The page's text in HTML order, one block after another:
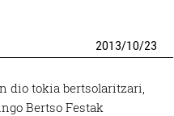
2013/10/23
dio tokia bertsolaritzari,
Bertso Festak